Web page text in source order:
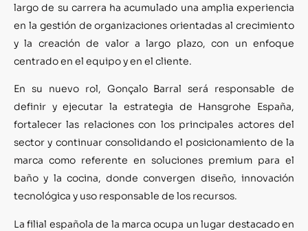
largo de su carrera ha acumulado una amplia experiencia
en la gestión de organizaciones orientadas al crecimiento
y la creación de valor a largo plazo, con un enfoque
centrado en el equipo y en el cliente.
En su nuevo rol, Gonçalo Barral será responsable de
definir y ejecutar la estrategia de Hansgrohe España,
fortalecer las relaciones con los principales actores del
sector y continuar consolidando el posicionamiento de la
marca como referente en soluciones premium para el
baño y la cocina, donde convergen diseño, innovación
tecnológica y uso responsable de los recursos.
La filial española de la marca ocupa un lugar destacado en